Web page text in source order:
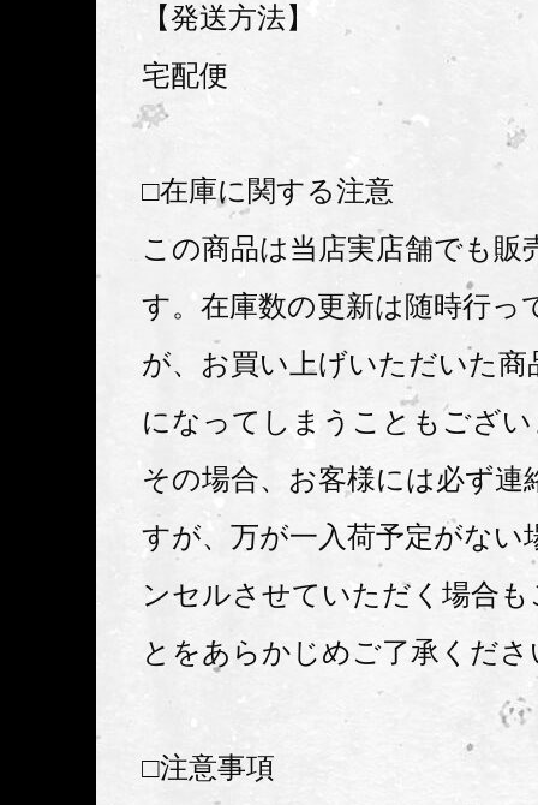
【発送方法】
宅配便
□在庫に関する注意
この商品は当店実店舗でも販
す。在庫数の更新は随時行っ
が、お買い上げいただいた商
になってしまうこともござ
その場合、お客様には必ず連
すが、万が一入荷予定がない
ンセルさせていただく場合
とをあらかじめご了承くださ
□注意事項